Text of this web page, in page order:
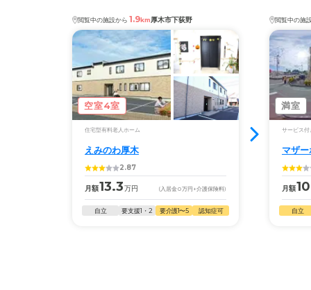
閲覧中の施設から 1.9km厚木市下荻野
空室4室
住宅型有料老人ホーム
えみのわ厚木
2.87
月額13.3万円 (入居金0万円 +介護保険料)
自立 要支援1・2 要介護1〜5 認知症可
閲覧中の施
満室
サービス付
マザ
月額
自立